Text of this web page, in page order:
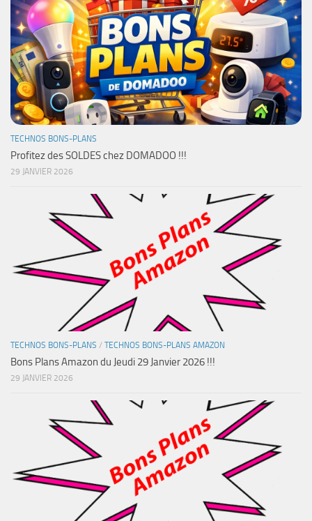
TECHNOS BONS-PLANS
Profitez des SOLDES chez DOMADOO !!!
29 JANVIER 2026
TECHNOS BONS-PLANS / TECHNOS BONS-PLANS AMAZON
Bons Plans Amazon du Jeudi 29 Janvier 2026 !!!
29 JANVIER 2026